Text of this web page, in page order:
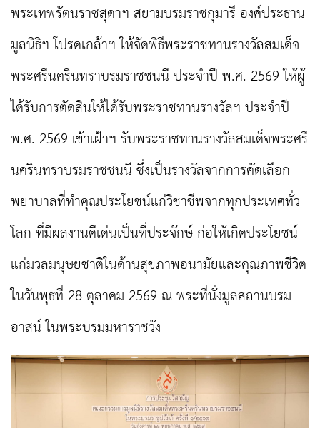
พระเทพรัตนราชสุดาฯ สยามบรมราชกุมารี องค์ประธาน
มูลนิธิฯ โปรดเกล้าฯ ให้จัดพิธีพระราชทานรางวัลสมเด็จ
พระศรีนครินทราบรมราชชนนี ประจำปี พ.ศ. 2569 ให้ผู้
ได้รับการตัดสินให้ได้รับพระราชทานรางวัลฯ ประจำปี
พ.ศ. 2569 เข้าเฝ้าฯ รับพระราชทานรางวัลสมเด็จพระศรี
นครินทราบรมราชชนนี ซึ่งเป็นรางวัลจากการคัดเลือก
พยาบาลที่ทำคุณประโยชน์แก่วิชาชีพจากทุกประเทศทั่ว
โลก ที่มีผลงานดีเด่นเป็นที่ประจักษ์ ก่อให้เกิดประโยชน์
แก่มวลมนุษยชาติในด้านสุขภาพอนามัยและคุณภาพชีวิต
ในวันพุธที่ 28 ตุลาคม 2569 ณ พระที่นั่งมูลสถานบรม
อาสน์ ในพระบรมมหาราชวัง